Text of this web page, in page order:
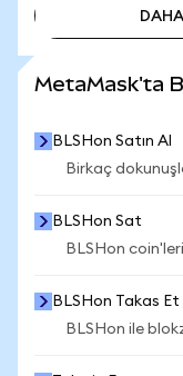
MetaMask'ta
BLSHon Satın Al
Birkaç
BLSHon Sat
BLSHon
BLSHon Takas Et
BLSHon ile